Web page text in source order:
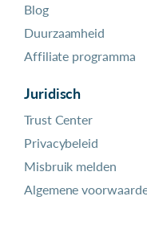
Blog
Duurzaamheid
Affiliate programma
Juridisch
Trust Center
Privacybeleid
Misbruik melden
Algemene